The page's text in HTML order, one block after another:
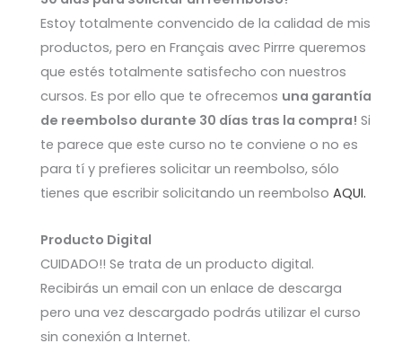
Estoy totalmente convencido de la calidad de mis
productos, pero en Français avec Pirrre queremos
que estés totalmente satisfecho con nuestros
cursos. Es por ello que te ofrecemos una garantía
de reembolso durante 30 días tras la compra! Si
te parece que este curso no te conviene o no es
para tí y prefieres solicitar un reembolso, sólo
tienes que escribir solicitando un reembolsoAQUI.
Producto Digital
CUIDADO!! Se trata de un producto digital.
Recibirás un email con un enlace de descarga
pero una vez descargado podrás utilizar el curso
sin conexión a Internet.